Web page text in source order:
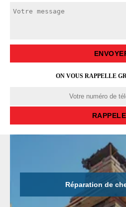
ON VOUS RAPPELLE
Réparation de